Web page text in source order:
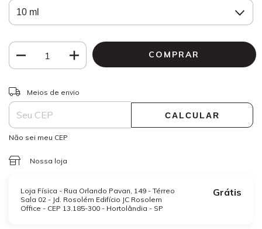
Entregas para o CEP:
Meios de envio
CALCULAR
Não sei meu CEP
Nossa loja
Loja Física - Rua Orlando Pavan, 149 - Térreo
Sala 02 - Jd. Rosolém Edifício JC Rosolem
Office - CEP 13.185-300 - Hortolândia - SP
Grátis